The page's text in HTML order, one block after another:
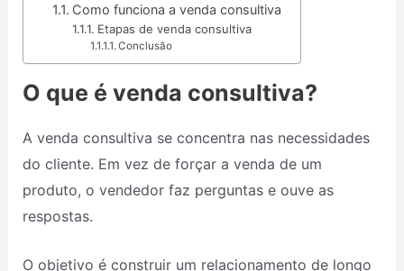
Como funciona a venda consultiva
Etapas de venda consultiva
Conclusão
O que é venda consultiva?
A venda consultiva se concentra nas necessidades
do cliente. Em vez de forçar a venda de um
produto, o vendedor faz perguntas e ouve as
respostas.
O objetivo é construir um relacionamento de longo